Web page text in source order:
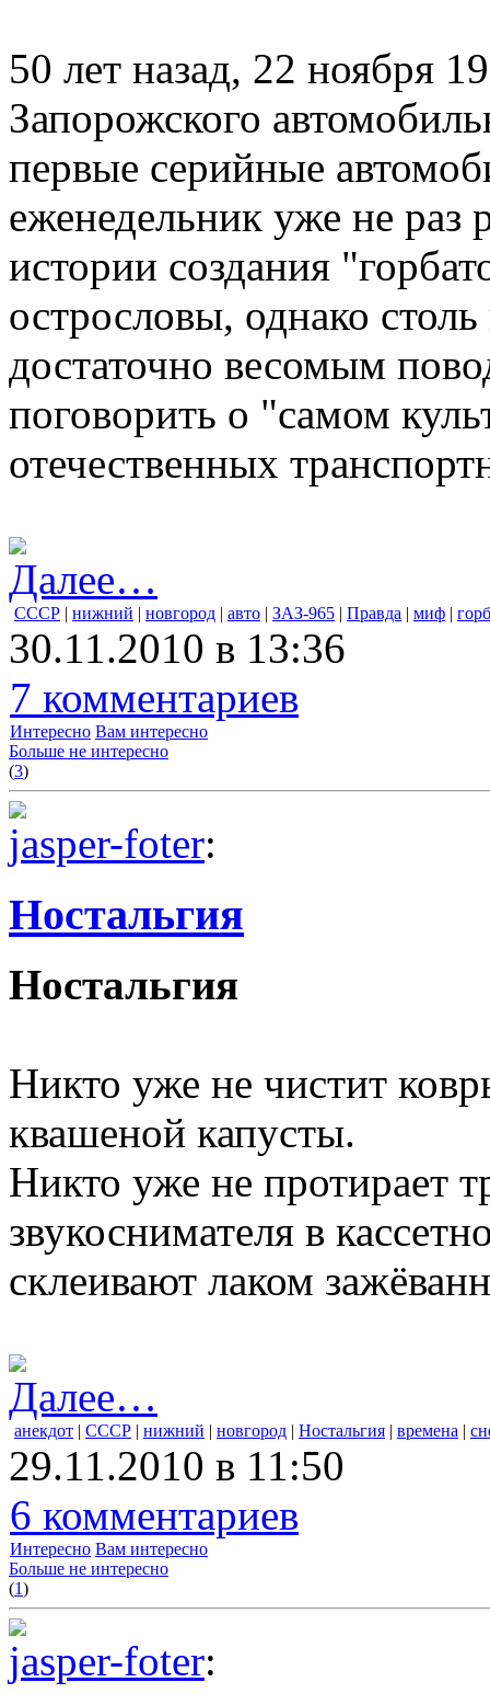
50 лет назад, 22 ноября
Запорожского
первые серийные
еженедельник уже не раз
истории создания
острословы, однако
достаточно весомым
поговорить о "самом
отечественных
Далее…
СССР | нижний | новгород | авто | ЗАЗ-965 | Правда | миф |
30.11.2010 в 13:36
7 комментариев
Интересно Вам интересно
Больше не интересно
(3)
jasper-foter:
Ностальгия
Ностальгия
Никто уже не чистит
квашеной капусты.
Никто уже не протирает
звукоснимателя в
склеивают лаком
Далее…
анекдот | СССР | нижний | новгород | Ностальгия | времена |
29.11.2010 в 11:50
6 комментариев
Интересно Вам интересно
Больше не интересно
(1)
jasper-foter: